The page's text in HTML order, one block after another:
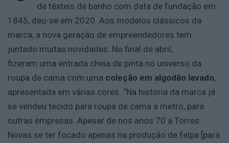
de têxteis de banho com data de fundação em
1845, deu-se em 2020. Aos modelos clássicos da
marca, a nova geração de empreendedores tem
juntado muitas novidades. No final de abril,
fizeram uma entrada cheia de pinta no universo da
roupa de cama com uma coleção em algodão lavado,
apresentada em várias cores. “Na história da marca já
se vendeu tecido para roupa de cama a metro, para
outras empresas. Apesar de nos anos 70 a Torres
Novas se ter focado apenas na produção de felpa [para